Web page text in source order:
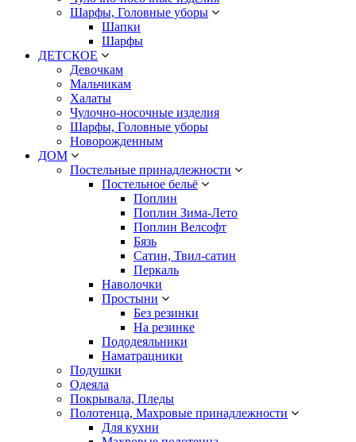
Шарфы, Головные уборы
Шапки
Шарфы
ДЕТСКОЕ
Девочкам
Мальчикам
Халаты
Чулочно-носочные изделия
Шарфы, Головные уборы
Новорожденным
ДОМ
Постельные принадлежности
Постельное бельё
Поплин
Поплин Зима-Лето
Поплин Велсофт
Бязь
Сатин, Твил-сатин
Перкаль
Наволочки
Простыни
Без резинки
На резинке
Пододеяльники
Наматрацники
Подушки
Одеяла
Покрывала, Пледы
Полотенца, Махровые принадлежности
Для кухни